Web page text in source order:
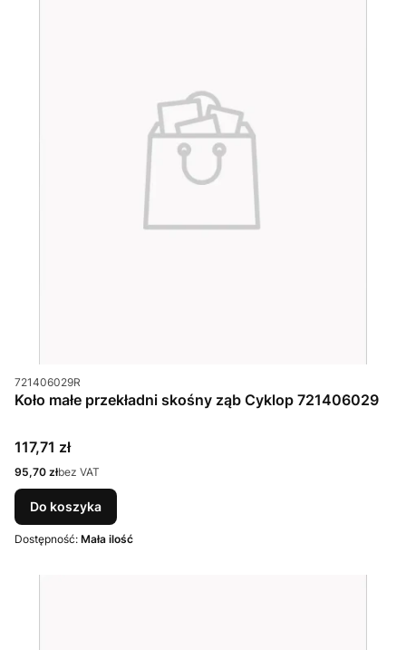
Kod produktu
721406029R
Koło małe przekładni skośny ząb Cyklop 721406029
Cena
117,71 zł
Cena
95,70 złbez VAT
Do koszyka
Dostępność: Mała ilość